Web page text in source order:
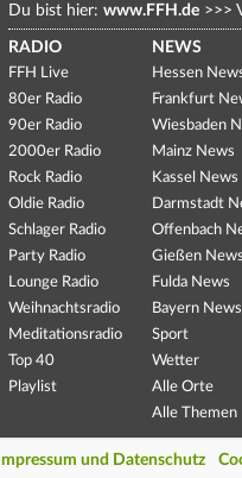
Du bist hier: www.FFH.de >>>
RADIO
FFH Live
80er Radio
90er Radio
2000er Radio
Rock Radio
Oldie Radio
Schlager Radio
Party Radio
Lounge Radio
Weihnachtsradio
Meditationsradio
Top 40
Playlist
NEWS
Hessen
Frankfurt
Wiesbaden
Mainz News
Kassel News
Darmstadt
Offenbach
Gießen News
Fulda News
Bayern News
Sport
Wetter
Alle Orte
Alle Themen
Impressum und Datenschutz